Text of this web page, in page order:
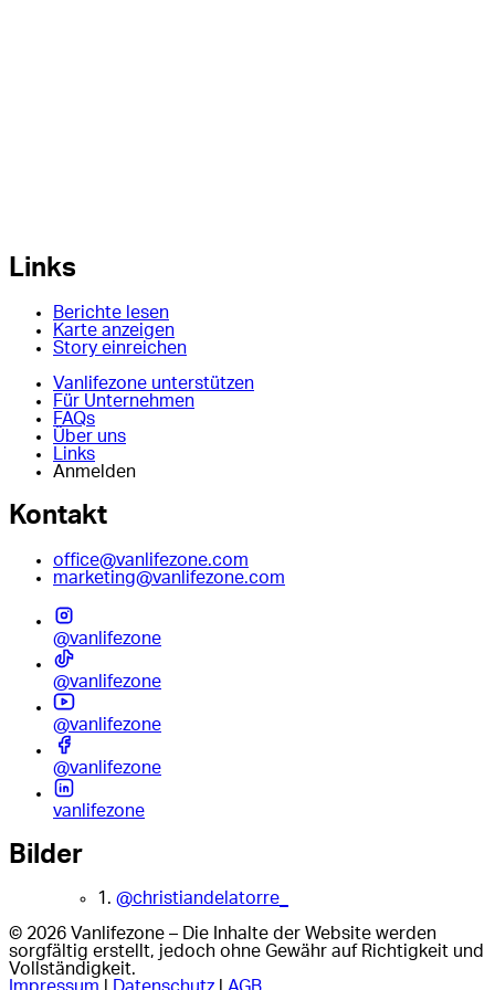
Links
Berichte lesen
Karte anzeigen
Story einreichen
Vanlifezone unterstützen
Für Unternehmen
FAQs
Über uns
Links
Anmelden
Kontakt
office@vanlifezone.com
marketing@vanlifezone.com
@vanlifezone
@vanlifezone
@vanlifezone
@vanlifezone
vanlifezone
Bilder
1. @christiandelatorre_
© 2026 Vanlifezone – Die Inhalte der Website werden
sorgfältig erstellt, jedoch ohne Gewähr auf Richtigkeit und
Vollständigkeit.